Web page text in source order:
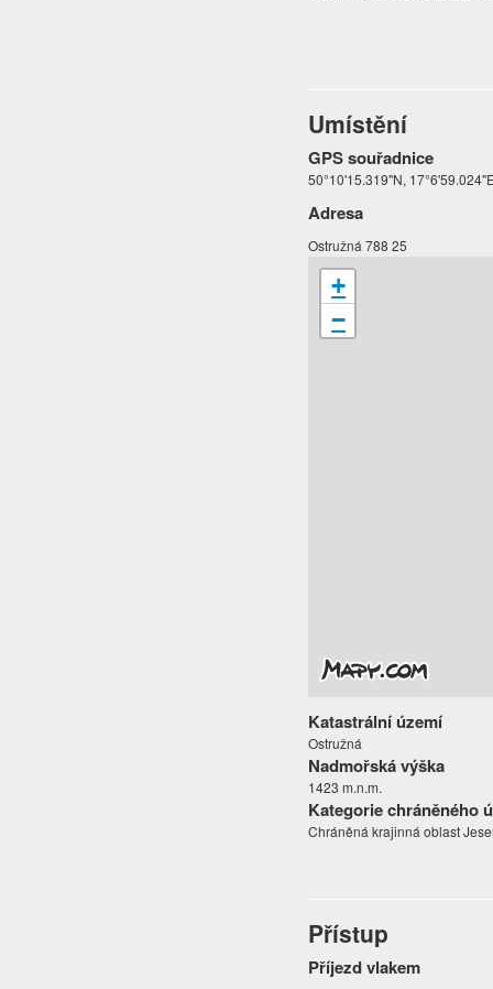
Umístění
GPS souřadnice
50°10'15.319"N,
Adresa
Ostružná 788 25
+
−
Katastrální území
Ostružná
Nadmořská výška
1423 m.n.m.
Kategorie chráněného
Chráněná krajinná oblast
Přístup
Příjezd vlakem